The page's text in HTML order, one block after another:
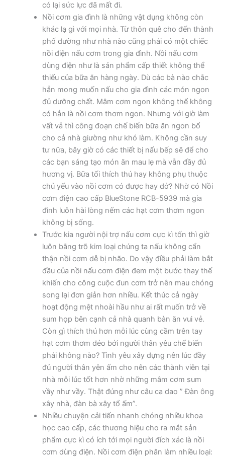
có lại sức lực đã mất đi.
Nồi cơm gia đình là những vật dụng không còn
khác lạ gì với mọi nhà. Từ thôn quê cho đến thành
phố dường như nhà nào cũng phải có một chiếc
nồi điện nấu cơm trong gia đình. Nồi nấu cơm
dùng điện như là sản phẩm cấp thiết không thể
thiếu của bữa ăn hàng ngày. Dù các bà nào chắc
hẳn mong muốn nấu cho gia đình các món ngon
đủ dưỡng chất. Mâm cơm ngon không thể không
có hẳn là nồi cơm thơm ngon. Nhưng với giờ làm
vất vả thì công đoạn chế biến bữa ăn ngon bổ
cho cả nhà giường như khó làm. Không cần suy
tư nữa, bây giờ có các thiết bị nấu bếp sẽ để cho
các bạn sáng tạo món ăn mau lẹ mà vẫn đầy đủ
hương vị. Bữa tối thích thú hay không phụ thuộc
chủ yếu vào nồi cơm có được hay dở? Nhờ có Nồi
cơm điện cao cấp BlueStone RCB-5939 mà gia
đình luôn hài lòng nếm các hạt cơm thơm ngon
không bị sống.
Trước kia người nội trợ nấu cơm cực kì tốn thì giờ
luôn bằng trõ kim loại chúng ta nấu không cẩn
thận nồi cơm dễ bị nhão. Do vậy điều phải làm bắt
đầu của nồi nấu cơm điện đem một bước thay thế
khiến cho công cuộc đun cơm trở nên mau chóng
song lại đơn giản hơn nhiều. Kết thúc cả ngày
hoạt động mệt nhoài hầu như ai rất muốn trở về
sum họp bên cạnh cả nhà quanh bàn ăn vui vẻ.
Còn gì thích thú hơn mỗi lúc cùng cầm trên tay
hạt cơm thơm dẻo bởi người thân yêu chế biến
phải không nào? Tình yêu xây dựng nên lúc đầy
đủ người thân yên ấm cho nên các thành viên tại
nhà mỗi lúc tốt hơn nhờ những mâm cơm sum
vầy như vầy. Thật đúng như câu ca dao ” Đàn ông
xây nhà, đàn bà xây tổ ấm”.
Nhiều chuyện cải tiến nhanh chóng nhiều khoa
học cao cấp, các thương hiệu cho ra mắt sản
phẩm cực kì có ích tới mọi người đích xác là nồi
cơm dùng điện. Nồi cơm điện phân làm nhiều loại: